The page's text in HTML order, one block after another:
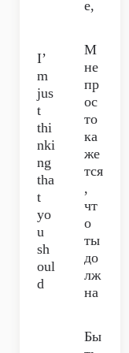
е,
I’
m
jus
t
thi
nki
ng
tha
t
yo
u
sh
oul
d
М
не
пр
ос
то
ка
же
тся
,
чт
о
ты
до
лж
на
Бы